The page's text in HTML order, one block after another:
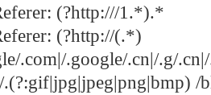
(?http:///1.*).*
(?http://(.*)
.com|/.google/.cn|/.g/
/